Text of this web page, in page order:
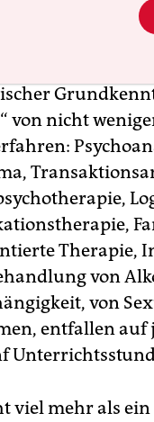
größte
zum
von nicht
Therapie,
von
von
entfallen auf
viel mehr als